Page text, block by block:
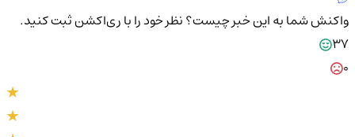
واکنش شما به این خبر چیست؟نظر خود را با ری‌اکشن ثبت کنید.
37